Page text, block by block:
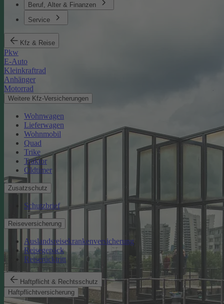
Beruf, Alter & Finanzen
Service
Kfz & Reise
Pkw
E-Auto
Kleinkraftrad
Anhänger
Motorrad
Weitere Kfz-Versicherungen
Wohnwagen
Lieferwagen
Wohnmobil
Quad
Trike
Traktor
Oldtimer
Zusatzschutz
Schutzbrief
Reiseversicherung
Auslandsreisekrankenversicherung
Reisegepäck
Reiserücktritt
Haftpflicht & Rechtsschutz
Haftpflichtversicherung